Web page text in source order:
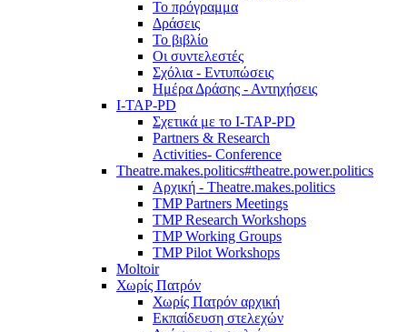
Το πρόγραμμα
Δράσεις
Το βιβλίο
Οι συντελεστές
Σχόλια - Εντυπώσεις
Ημέρα Δράσης - Αντηχήσεις
I-TAP-PD
Σχετικά με το I-TAP-PD
Partners & Research
Activities- Conference
Theatre.makes.politics#theatre.power.politics
Αρχική - Theatre.makes.politics
TMP Partners Meetings
TMP Research Workshops
TMP Working Groups
TMP Pilot Workshops
Moltoir
Χωρίς Πατρόν
Χωρίς Πατρόν αρχική
Εκπαίδευση στελεχών